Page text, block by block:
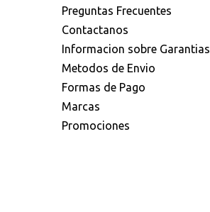
Preguntas Frecuentes
Contactanos
Informacion sobre Garantias
Metodos de Envio
Formas de Pago
Marcas
Promociones